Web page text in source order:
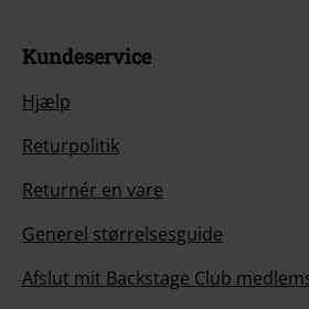
Kundeservice
Hjælp
Returpolitik
Returnér en vare
Generel størrelsesguide
Afslut mit Backstage Club